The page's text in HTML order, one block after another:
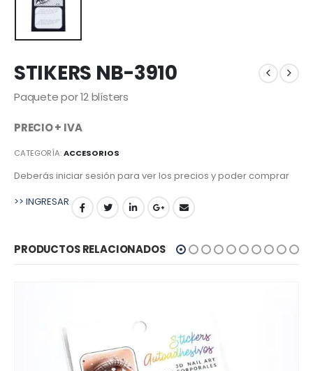
STIKERS NB-3910
Paquete por 12 blísters
PRECIO + IVA
CATEGORÍA:ACCESORIOS
Deberás iniciar sesión para ver los precios y poder comprar
>> INGRESAR
PRODUCTOS RELACIONADOS